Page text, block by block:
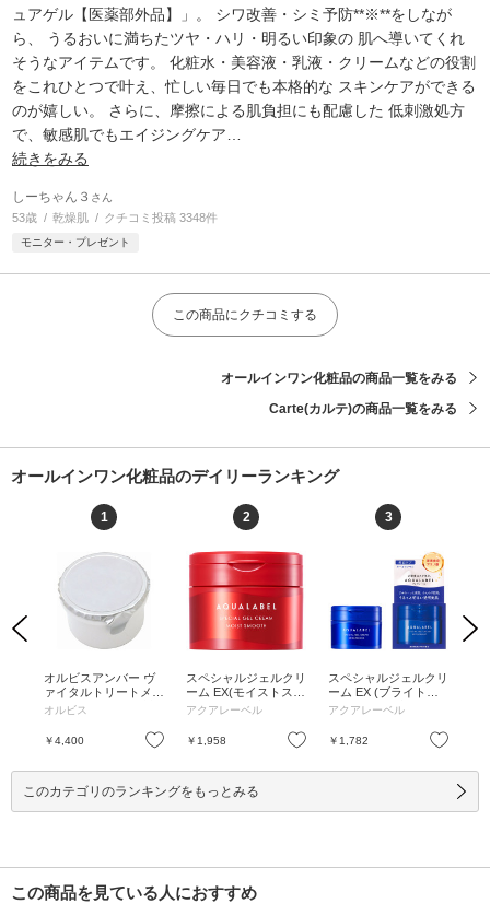
ュアゲル【医薬部外品】」。 シワ改善・シミ予防**※**をしなが
ら、 うるおいに満ちたツヤ・ハリ・明るい印象の 肌へ導いてくれ
そうなアイテムです。 化粧水・美容液・乳液・クリームなどの役割
をこれひとつで叶え、忙しい毎日でも本格的な スキンケアができる
のが嬉しい。 さらに、摩擦による肌負担にも配慮した 低刺激処方
で、敏感肌でもエイジングケア
続きをみる
しーちゃん３ さん
53歳 乾燥肌 クチコミ投稿 3348件
モニター・プレゼント
この商品にクチコミする
オールインワン化粧品の商品一覧をみる
Carte(カルテ)の商品一覧をみる
オールインワン化粧品のデイリーランキング
Previous
お気に入り
1
オルビスアンバー ヴ
ァイタルトリートメン
トクリーム / 50g / 詰
オルビス
￥4,400 お気に入り
2
スペシャルジェルクリ
ーム EX(モイストスム
ース) / 90g / 本体 / 気
香るハーバルローズ /
90g
アクアレーベル
￥1,958 お気に入り
3
スペシャルジェルクリ
ーム EX (ブライトニ
ング) / 90g / 本体 / 気
香るハーバルローズ /
90g
アクアレーベル
￥1,782
Next
このカテゴリのランキングをもっとみる
この商品を見ている人におすすめ